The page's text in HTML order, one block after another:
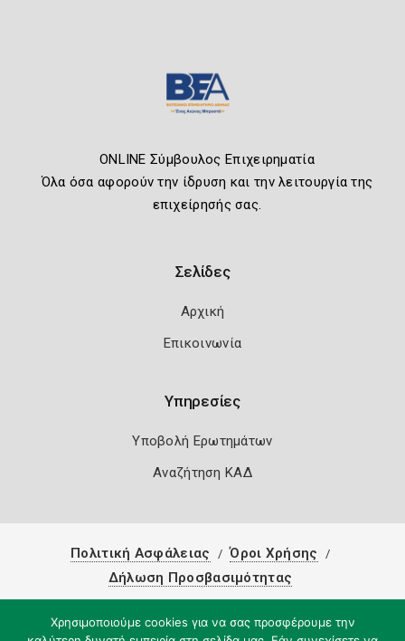
ONLINE Σύμβουλος Επιχειρηματία
Όλα όσα αφορούν την ίδρυση και την λειτουργία της
επιχείρησής σας.
Σελίδες
Αρχική
Επικοινωνία
Υπηρεσίες
Υποβολή Ερωτημάτων
Αναζήτηση ΚΑΔ
Πολιτική Ασφάλειας
Όροι Χρήσης
Δήλωση Προσβασιμότητας
Χρησιμοποιούμε cookies για να σας προσφέρουμε την